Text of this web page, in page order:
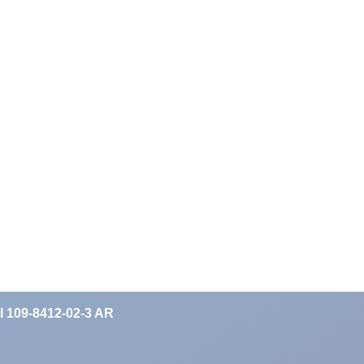
8412-02-3 AR